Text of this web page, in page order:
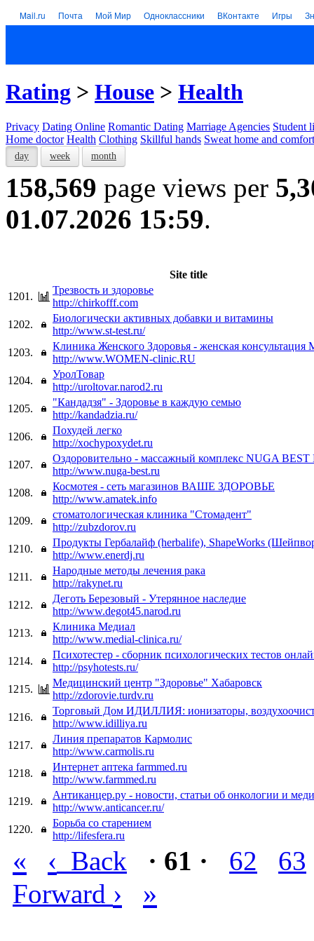
Mail.ru Почта Мой Мир Одноклассники ВКонтакте Игры
Rating > House > Health
Privacy Dating Online Romantic Dating Marriage Agencies Student
Home doctor Health Clothing Skillful hands Sweat home and comfort
day week month
158,569 page views per
01.07.2026 15:59.
Site title
1201.
Трезвость и здоровье
http://chirkofff.com
1202.
Биологически активных добавки и витамины
http://www.st-test.ru/
1203.
Клиника Женского Здоровья - женская консультация
http://www.WOMEN-clinic.RU
1204.
УролТовар
http://uroltovar.narod2.ru
1205.
"Кандадзя" - Здоровье в каждую семью
http://kandadzia.ru/
1206.
Похудей легко
http://xochypoxydet.ru
1207.
Оздоровительно - массажный комплекс NUGA BEST
http://www.nuga-best.ru
1208.
Космотея - сеть магазинов ВАШЕ ЗДОРОВЬЕ
http://www.amatek.info
1209.
стоматологическая клиника "Стомадент"
http://zubzdorov.ru
1210.
Продукты Гербалайф (herbalife), ShapeWorks
http://www.enerdj.ru
1211.
Народные методы лечения рака
http://rakynet.ru
1212.
Деготь Березовый - Утерянное наследие
http://www.degot45.narod.ru
1213.
Клиника Медиал
http://www.medial-clinica.ru/
1214.
Психотестер - сборник психологических тестов
http://psyhotests.ru/
1215.
Медицинский центр "Здоровье" Хабаровск
http://zdorovie.turdv.ru
1216.
Торговый Дом ИДИЛЛИЯ: ионизаторы,
http://www.idilliya.ru
1217.
Линия препаратов Кармолис
http://www.carmolis.ru
1218.
Интернет аптека farmmed.ru
http://www.farmmed.ru
1219.
Антиканцер.ру - новости, статьи об онкологии и
http://www.anticancer.ru/
1220.
Борьба со старением
http://lifesfera.ru
« ‹ Back · 61 · 62
63
Forward › »